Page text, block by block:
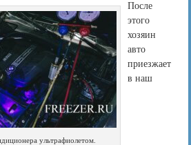
ультрафиолетом.
После
этого
хозяин
авто
приезжает
в наш